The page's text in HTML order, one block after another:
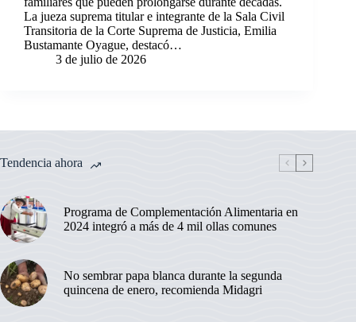
La jueza suprema titular e integrante de la Sala Civil
Transitoria de la Corte Suprema de Justicia, Emilia
Bustamante Oyague, destacó…
3 de julio de 2026
Tendencia ahora
Programa de Complementación Alimentaria en
2024 integró a más de 4 mil ollas comunes
No sembrar papa blanca durante la segunda
quincena de enero, recomienda Midagri